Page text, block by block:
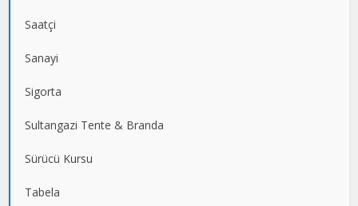
Saatçi
Sanayi
Sigorta
Sultangazi Tente & Branda
Sürücü Kursu
Tabela